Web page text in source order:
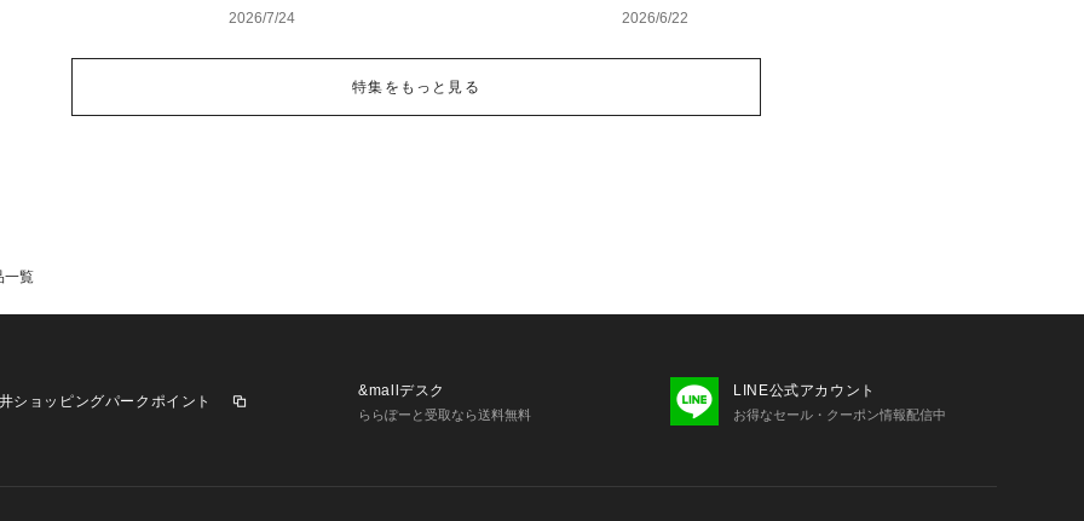
に見せる正解コーデと選び方【レディース・メン
2026/7/24
のラッキーカラーバッグ＆小物
2026/6/22
特集をもっと見る
一覧
ショッピングパークポイント
&mallデスク
ららぽーと受取なら送料無料
LINE公式アカウント
お得なセール・クーポン情報配信中